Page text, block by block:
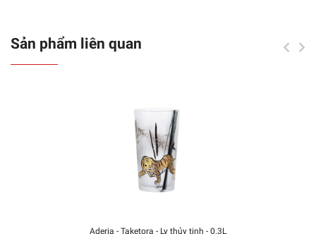
Sản phẩm liên quan
Aderia - Taketora - Ly thủy tinh - 0.3L